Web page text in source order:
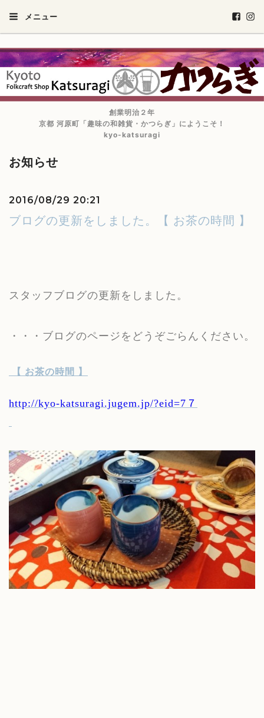
メニュー
創業明治２年
京都 河原町「趣味の和雑貨・かつらぎ」にようこそ！
kyo-katsuragi
お知らせ
2016/08/29 20:21
ブログの更新をしました。【 お茶の時間 】
スタッフブログの更新をしました。
・・・ブログのページをどうぞごらんください。
【 お茶の時間 】
http://kyo-katsuragi.jugem.jp/?eid=7７